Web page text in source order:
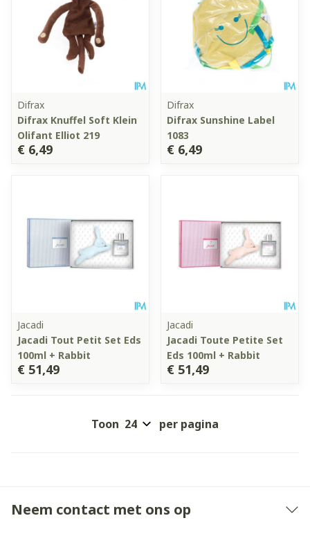
Difrax
Difrax Knuffel Soft Klein
Olifant Elliot 219
€ 6,49
Difrax
Difrax Sunshine Label
1083
€ 6,49
Jacadi
Jacadi Tout Petit Set Eds
100ml + Rabbit
€ 51,49
Jacadi
Jacadi Toute Petite Set
Eds 100ml + Rabbit
€ 51,49
Toon per pagina
Neem contact met ons op